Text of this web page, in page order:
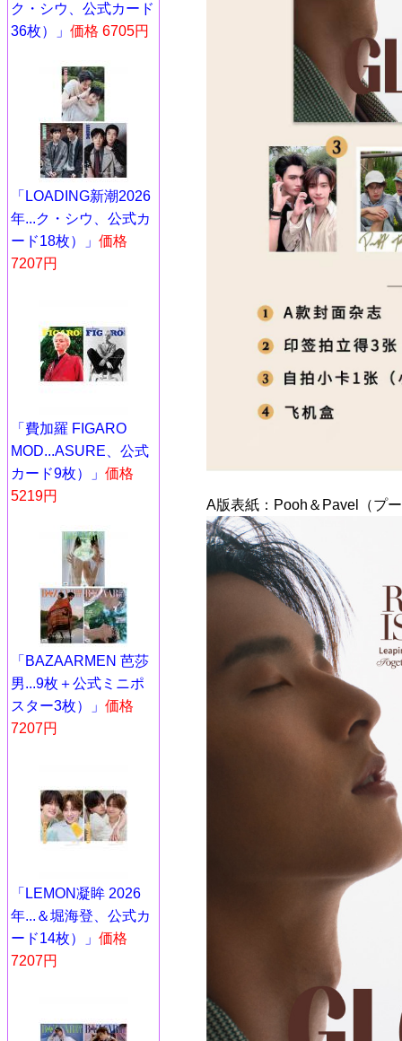
ク・シウ、公式カード
36枚）」 価格 6705円
「LOADING新潮2026
年...ク・シウ、公式カ
ード18枚）」 価格
7207円
「費加羅 FIGARO
MOD...ASURE、公式
カード9枚）」 価格
5219円
「BAZAARMEN 芭莎
男...9枚＋公式ミニポ
スター3枚）」 価格
7207円
「LEMON凝眸 2026
年...＆堀海登、公式カ
ード14枚）」 価格
7207円
A版表紙：Pooh＆Pavel（プ